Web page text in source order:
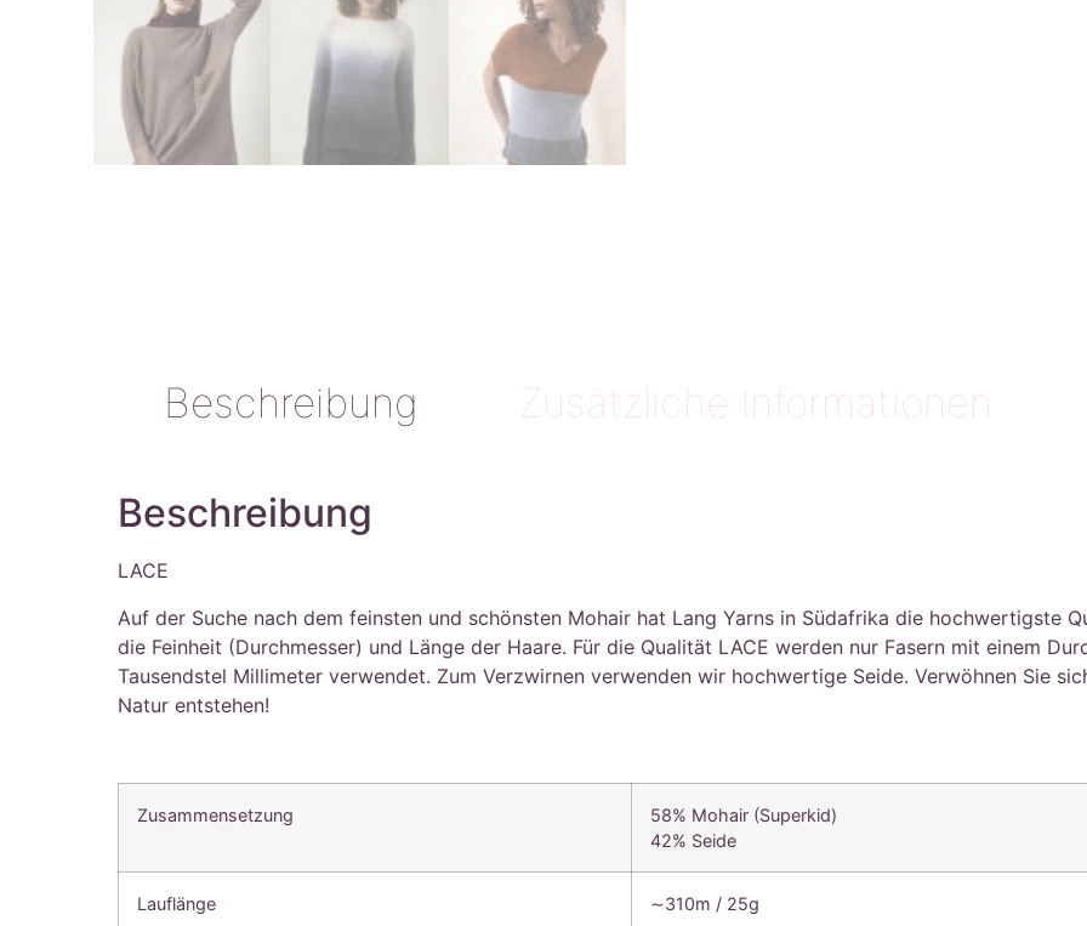
Beschreibung Zusätzliche Informationen
Beschreibung
LACE
Auf der Suche nach dem feinsten und schönsten Mohair hat Lang Yarns in Südafrika die hochwertigste
die Feinheit (Durchmesser) und Länge der Haare. Für die Qualität LACE werden nur Fasern mit einem
Tausendstel Millimeter verwendet. Zum Verzwirnen verwenden wir hochwertige Seide. Verwöhnen Sie
Natur entstehen!
Zusammensetzung
58% Mohair (Superkid)
42% Seide
Lauflänge ∼310m / 25g